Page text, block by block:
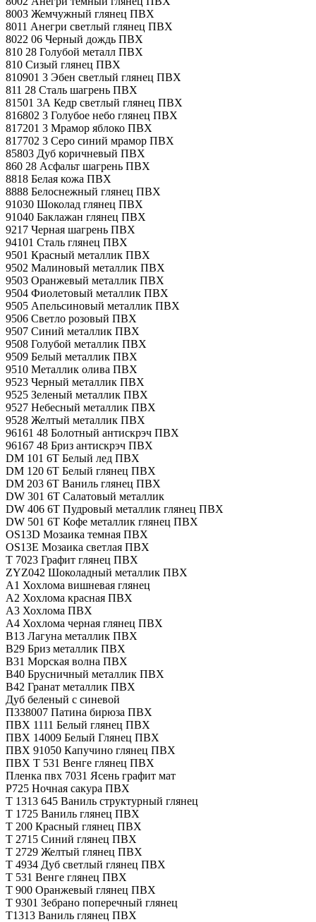
8003 Жемчужный глянец ПВХ
8011 Анегри светлый глянец ПВХ
8022 06 Черный дождь ПВХ
810 28 Голубой металл ПВХ
810 Сизый глянец ПВХ
810901 3 Эбен светлый глянец ПВХ
811 28 Сталь шагрень ПВХ
81501 3А Кедр светлый глянец ПВХ
816802 3 Голубое небо глянец ПВХ
817201 3 Мрамор яблоко ПВХ
817702 3 Серо синий мрамор ПВХ
85803 Дуб коричневый ПВХ
860 28 Асфальт шагрень ПВХ
8818 Белая кожа ПВХ
8888 Белоснежный глянец ПВХ
91030 Шоколад глянец ПВХ
91040 Баклажан глянец ПВХ
9217 Черная шагрень ПВХ
94101 Сталь глянец ПВХ
9501 Красный металлик ПВХ
9502 Малиновый металлик ПВХ
9503 Оранжевый металлик ПВХ
9504 Фиолетовый металлик ПВХ
9505 Апельсиновый металлик ПВХ
9506 Светло розовый ПВХ
9507 Синий металлик ПВХ
9508 Голубой металлик ПВХ
9509 Белый металлик ПВХ
9510 Металлик олива ПВХ
9523 Черный металлик ПВХ
9525 Зеленый металлик ПВХ
9527 Небесный металлик ПВХ
9528 Желтый металлик ПВХ
96161 48 Болотный антискрэч ПВХ
96167 48 Бриз антискрэч ПВХ
DM 101 6T Белый лед ПВХ
DM 120 6T Белый глянец ПВХ
DM 203 6T Ваниль глянец ПВХ
DW 301 6T Салатовый металлик
DW 406 6T Пудровый металлик глянец ПВХ
DW 501 6T Кофе металлик глянец ПВХ
OS13D Мозаика темная ПВХ
OS13E Мозаика светлая ПВХ
T 7023 Графит глянец ПВХ
ZYZ042 Шоколадный металлик ПВХ
А1 Хохлома вишневая глянец
А2 Хохлома красная ПВХ
А3 Хохлома ПВХ
А4 Хохлома черная глянец ПВХ
В13 Лагуна металлик ПВХ
В29 Бриз металлик ПВХ
В31 Морская волна ПВХ
В40 Брусничный металлик ПВХ
В42 Гранат металлик ПВХ
Дуб беленый с синевой
П338007 Патина бирюза ПВХ
ПВХ 1111 Белый глянец ПВХ
ПВХ 14009 Белый Глянец ПВХ
ПВХ 91050 Капучино глянец ПВХ
ПВХ Т 531 Венге глянец ПВХ
Пленка пвх 7031 Ясень графит мат
Р725 Ночная сакура ПВХ
Т 1313 645 Ваниль структурный глянец
Т 1725 Ваниль глянец ПВХ
Т 200 Красный глянец ПВХ
Т 2715 Синий глянец ПВХ
Т 2729 Желтый глянец ПВХ
Т 4934 Дуб светлый глянец ПВХ
Т 531 Венге глянец ПВХ
Т 900 Оранжевый глянец ПВХ
Т 9301 Зебрано поперечный глянец
Т1313 Ваниль глянец ПВХ